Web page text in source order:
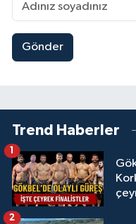
Gönder
Trend Haberler
1
2